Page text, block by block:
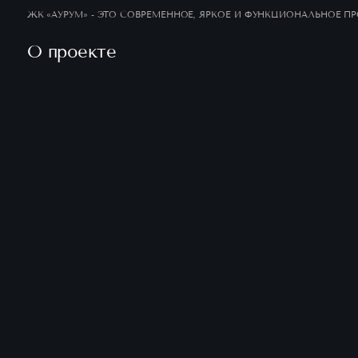
ЖК «АУРУМ» - ЭТО СОВРЕМЕННОЕ, ЯРКОЕ И ФУНКЦИОНАЛЬНОЕ
О проекте